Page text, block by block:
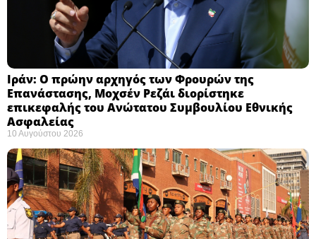
Ιράν: Ο πρώην αρχηγός των Φρουρών της
Επανάστασης, Μοχσέν Ρεζάι διορίστηκε
επικεφαλής του Ανώτατου Συμβουλίου Εθνικής
Ασφαλείας ​
10 Αυγούστου 2026